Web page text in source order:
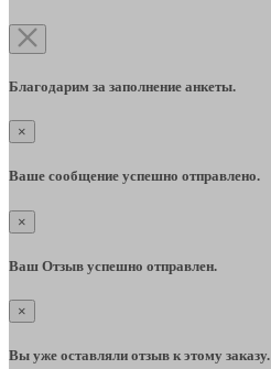
Благодарим за заполнение анкеты.
×
Ваше сообщение успешно отправлено.
×
Ваш Отзыв успешно отправлен.
×
Вы уже оставляли отзыв к этому заказу.